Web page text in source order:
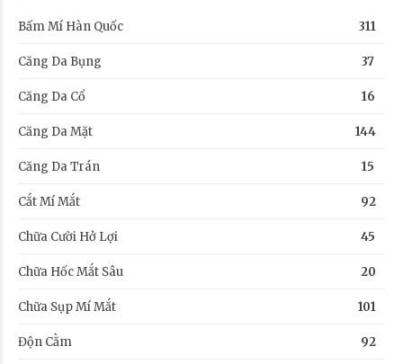
Bấm Mí Hàn Quốc 311
Căng Da Bụng 37
Căng Da Cổ 16
Căng Da Mặt 144
Căng Da Trán 15
Cắt Mí Mắt 92
Chữa Cười Hở Lợi 45
Chữa Hốc Mắt Sâu 20
Chữa Sụp Mí Mắt 101
Độn Cằm 92